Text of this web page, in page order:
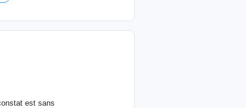
est sans